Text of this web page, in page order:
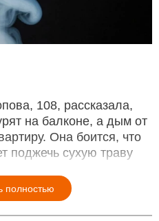
108, рассказала,
на балконе, а дым от
Она боится, что
поджечь сухую траву
полностью